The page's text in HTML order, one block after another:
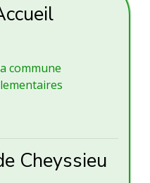
commune
Cheyssieu